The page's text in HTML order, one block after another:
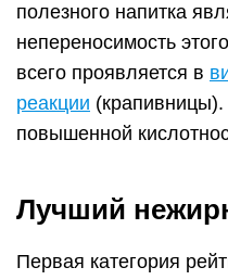
полезного напитка
непереносимость
всего проявляется в
реакции (крапивницы).
повышенной
Лучший
Первая категория